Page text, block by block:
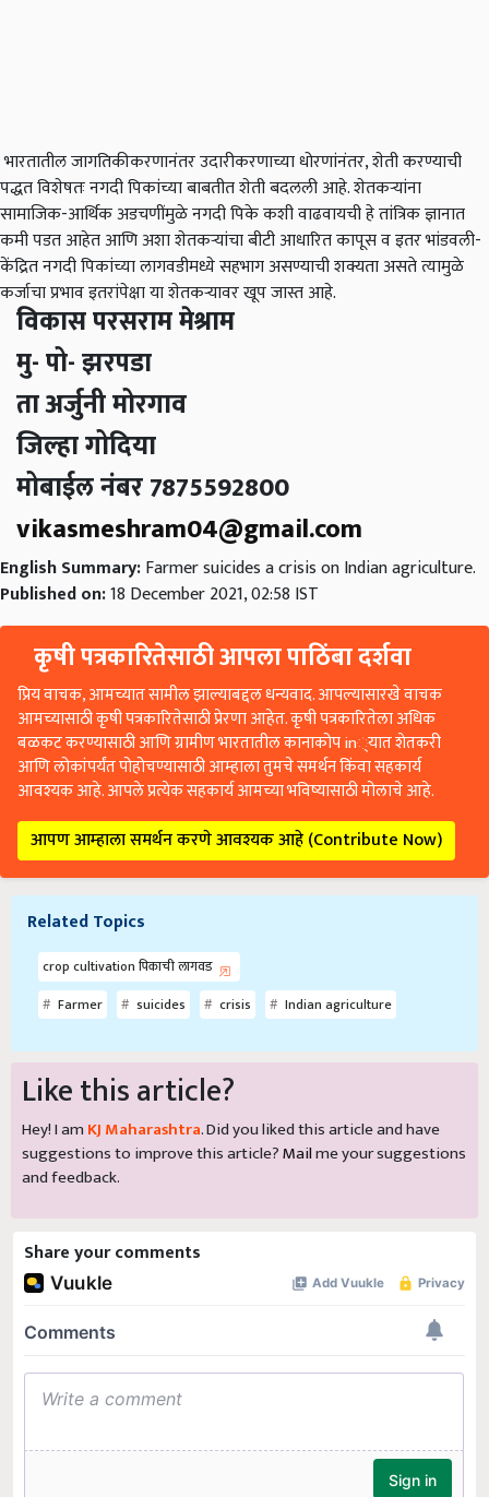
भारतातील जागतिकीकरणानंतर उदारीकरणाच्या धोरणांनंतर, शेती करण्याची
पद्धत विशेषतः नगदी पिकांच्या बाबतीत शेती बदलली आहे. शेतकर्‍यांना
सामाजिक-आर्थिक अडचणींमुळे नगदी पिके कशी वाढवायची हे तांत्रिक ज्ञानात
कमी पडत आहेत आणि अशा शेतकर्‍यांचा बीटी आधारित कापूस व इतर भांडवली-
केंद्रित नगदी पिकांच्या लागवडीमध्ये सहभाग असण्याची शक्यता असते त्यामुळे
कर्जाचा प्रभाव इतरांपेक्षा या शेतकऱ्यावर खूप जास्त आहे.
विकास परसराम मेश्राम
मु- पो- झरपडा
ता अर्जुनी मोरगाव
जिल्हा गोदिया
मोबाईल नंबर 7875592800
vikasmeshram04@gmail.com
English Summary:Farmer suicides a crisis on Indian agriculture.
Published on:18 December 2021, 02:58 IST
कृषी पत्रकारितेसाठी आपला पाठिंबा दर्शवा
प्रिय वाचक, आमच्यात सामील झाल्याबद्दल धन्यवाद. आपल्यासारखे वाचक
आमच्यासाठी कृषी पत्रकारितेसाठी प्रेरणा आहेत. कृषी पत्रकारितेला अधिक
बळकट करण्यासाठी आणि ग्रामीण भारतातील कानाकोप in्यात शेतकरी
आणि लोकांपर्यंत पोहोचण्यासाठी आम्हाला तुमचे समर्थन किंवा सहकार्य
आवश्यक आहे. आपले प्रत्येक सहकार्य आमच्या भविष्यासाठी मोलाचे आहे.
आपण आम्हाला समर्थन करणे आवश्यक आहे (Contribute Now)
Related Topics
crop cultivation पिकाची लागवड
Farmer
suicides crisis Indian agriculture
Like this article?
Hey! I am KJ Maharashtra. Did you liked this article and have
suggestions to improve this article?Mailme your suggestions
and feedback.
Share your comments